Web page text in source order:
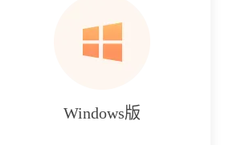
Windows版